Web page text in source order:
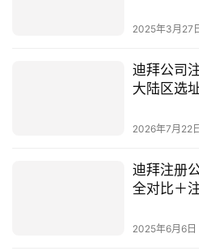
2025年3月27
迪拜公司
大陆区选
2026年7月22日
迪拜注册
全对比＋
2025年6月6日